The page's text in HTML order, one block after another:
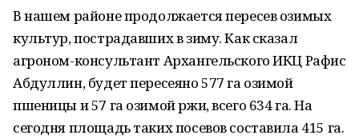
В нашем районе продолжается пересев озимых
культур, пострадавших в зиму. Как сказал
агроном-консультант Архангельского ИКЦ Рафис
Абдуллин, будет пересеяно 577 га озимой
пшеницы и 57 га озимой ржи, всего 634 га. На
сегодня площадь таких посевов составила 415 га.